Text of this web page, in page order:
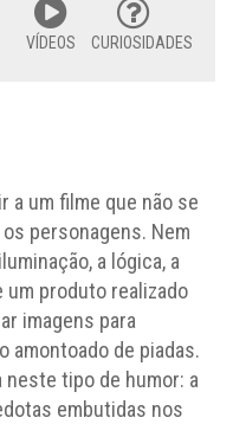
VÍDEOS CURIOSIDADES
a um filme que não se
personagens. Nem
a lógica, a
um produto realizado
imagens para
amontoado de piadas.
neste tipo de humor: a
embutidas nos